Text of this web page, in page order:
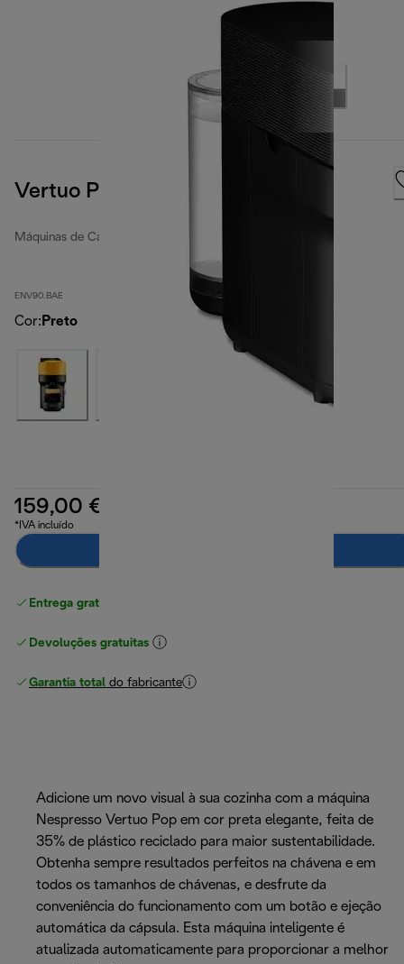
Vertuo Pop, Black
Máquinas de Café Nespresso
ENV90.BAE
Cor: Preto
159,00 €
*IVA incluído
Entrega gratuita padrão
Devoluções gratuitas
Garantia total do fabricante
Adicione um novo visual à sua cozinha com a máquina
Nespresso Vertuo Pop em cor preta elegante, feita de
35% de plástico reciclado para maior sustentabilidade.
Obtenha sempre resultados perfeitos na chávena e em
todos os tamanhos de chávenas, e desfrute da
conveniência do funcionamento com um botão e ejeção
automática da cápsula. Esta máquina inteligente é
atualizada automaticamente para proporcionar a melhor